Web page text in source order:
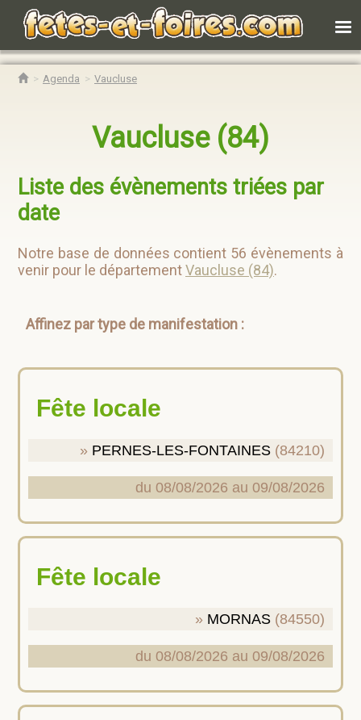
Agenda Vaucluse
Vaucluse (84)
Liste des évènements triées par
date
Notre base de données contient 56 évènements à
venir pour le départementVaucluse (84).
Affinez par type de manifestation :
Fête locale
PERNES-LES-FONTAINES (84210)
du 08/08/2026 au 09/08/2026
Fête locale
MORNAS (84550)
du 08/08/2026 au 09/08/2026